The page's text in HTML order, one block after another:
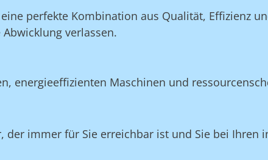
perfekte Kombination aus Qualität, Effizienz
verlassen.
energieeffizienten Maschinen und
immer für Sie erreichbar ist und Sie bei Ihren